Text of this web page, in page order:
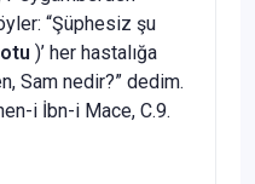
“Şüphesiz şu
)’ her hastalığa
Sam nedir?” dedim.
i İbn-i Mace, C.9.